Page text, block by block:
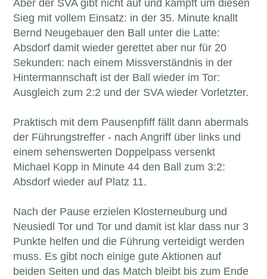
Aber der SVA gibt nicht auf und kämpft um diesen
Sieg mit vollem Einsatz: in der 35. Minute knallt
Bernd Neugebauer den Ball unter die Latte:
Absdorf damit wieder gerettet aber nur für 20
Sekunden: nach einem Missverständnis in der
Hintermannschaft ist der Ball wieder im Tor:
Ausgleich zum 2:2 und der SVA wieder Vorletzter.
Praktisch mit dem Pausenpfiff fällt dann abermals
der Führungstreffer - nach Angriff über links und
einem sehenswerten Doppelpass versenkt
Michael Kopp in Minute 44 den Ball zum 3:2:
Absdorf wieder auf Platz 11.
Nach der Pause erzielen Klosterneuburg und
Neusiedl Tor und Tor und damit ist klar dass nur 3
Punkte helfen und die Führung verteidigt werden
muss. Es gibt noch einige gute Aktionen auf
beiden Seiten und das Match bleibt bis zum Ende